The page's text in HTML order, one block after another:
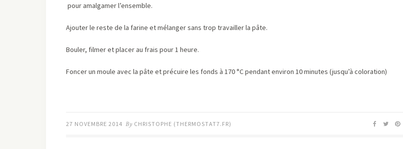
pour amalgamer l’ensemble.
Ajouter le reste de la farine et mélanger sans trop travailler la pâte.
Bouler, filmer et placer au frais pour 1 heure.
Foncer un moule avec la pâte et précuire les fonds à 170 °C pendant environ 10 minutes (jusqu’à coloration)
27 NOVEMBRE 2014 By CHRISTOPHE (THERMOSTAT7.FR)